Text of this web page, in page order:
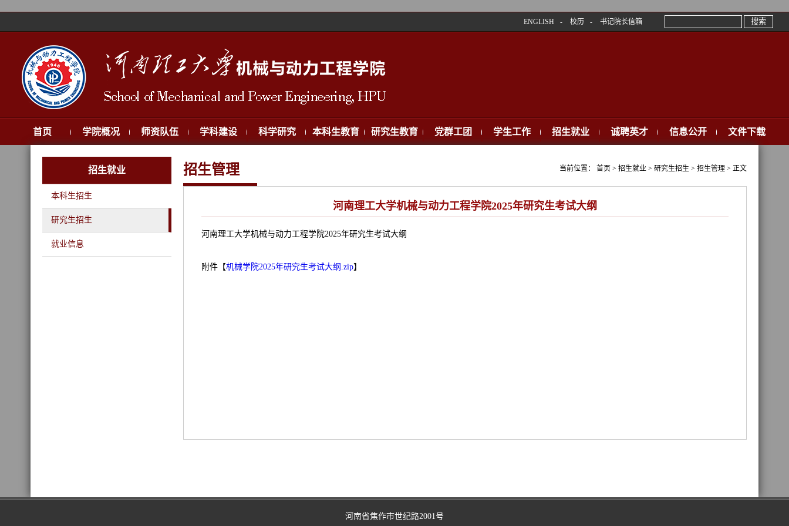
ENGLISH - 校历 - 书记院长信箱
首页 学院概况 师资队伍 学科建设 科学研究 本科生教育 研究生教育 党群工团 学生工作 招生就业 诚聘英才 信息公开 文件下载
招生就业
本科生招生
研究生招生
就业信息
招生管理 当前位置： 首页 > 招生就业 > 研究生招生 > 招生管理 > 正文
河南理工大学机械与动力工程学院2025年研究生考试大纲
河南理工大学机械与动力工程学院2025年研究生考试大纲
附件【机械学院2025年研究生考试大纲.zip】
河南省焦作市世纪路2001号